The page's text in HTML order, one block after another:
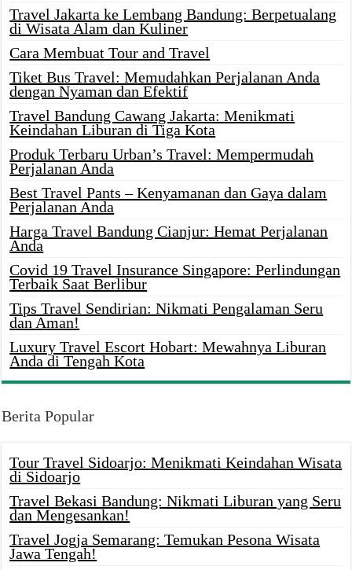
Travel Jakarta ke Lembang Bandung: Berpetualang
di Wisata Alam dan Kuliner
Cara Membuat Tour and Travel
Tiket Bus Travel: Memudahkan Perjalanan Anda
dengan Nyaman dan Efektif
Travel Bandung Cawang Jakarta: Menikmati
Keindahan Liburan di Tiga Kota
Produk Terbaru Urban’s Travel: Mempermudah
Perjalanan Anda
Best Travel Pants – Kenyamanan dan Gaya dalam
Perjalanan Anda
Harga Travel Bandung Cianjur: Hemat Perjalanan
Anda
Covid 19 Travel Insurance Singapore: Perlindungan
Terbaik Saat Berlibur
Tips Travel Sendirian: Nikmati Pengalaman Seru
dan Aman!
Luxury Travel Escort Hobart: Mewahnya Liburan
Anda di Tengah Kota
Berita Popular
Tour Travel Sidoarjo: Menikmati Keindahan Wisata
di Sidoarjo
Travel Bekasi Bandung: Nikmati Liburan yang Seru
dan Mengesankan!
Travel Jogja Semarang: Temukan Pesona Wisata
Jawa Tengah!